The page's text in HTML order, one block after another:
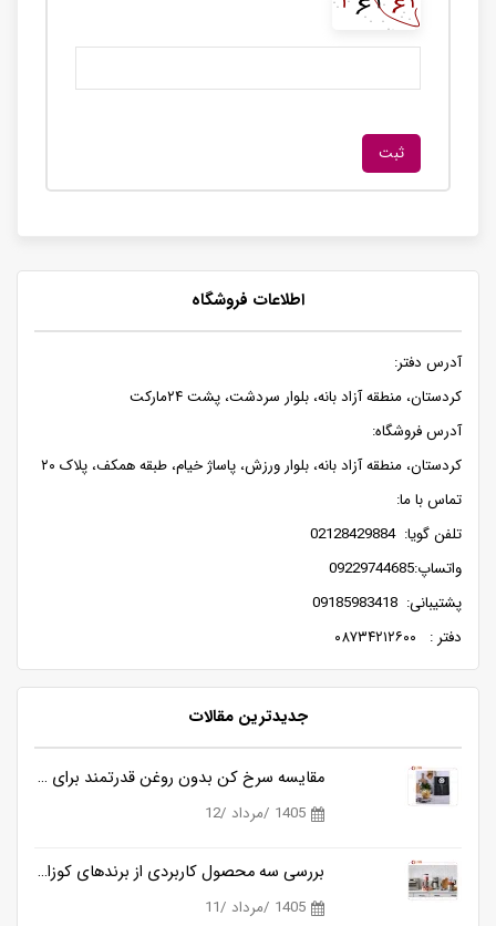
اطلاعات فروشگاه
آدرس دفتر:
کردستان، منطقه آزاد بانه، بلوار سردشت، پشت ۲۴مارکت
آدرس فروشگاه:
کردستان، منطقه آزاد بانه، بلوار ورزش، پاساژ خیام، طبقه همکف، پلاک ۲۰
تماس با ما:
تلفن گویا: 02128429884
واتساپ:09229744685
پشتیبانی: 09185983418
دفتر : ۰۸۷۳۴۲۱۲۶۰۰
جدیدترین مقالات
مقایسه سرخ کن بدون روغن قدرتمند برای آشپزی سالم تر
1405 /مرداد /12
بررسی سه محصول کاربردی از برندهای کوزانو، روگن و ناسا
1405 /مرداد /11